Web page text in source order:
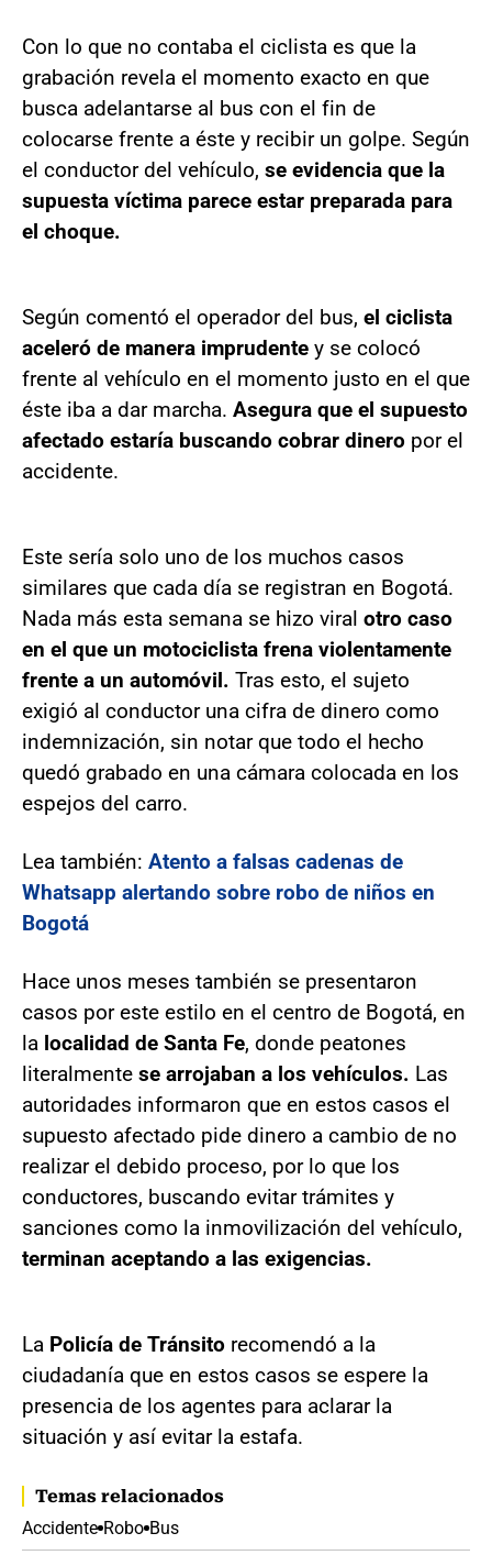
Con lo que no contaba el ciclista es que la
grabación revela el momento exacto en que
busca adelantarse al bus con el fin de
colocarse frente a éste y recibir un golpe. Según
el conductor del vehículo, se evidencia que la
supuesta víctima parece estar preparada para
el choque.
Según comentó el operador del bus, el ciclista
aceleró de manera imprudente y se colocó
frente al vehículo en el momento justo en el que
éste iba a dar marcha. Asegura que el supuesto
afectado estaría buscando cobrar dinero por el
accidente.
Este sería solo uno de los muchos casos
similares que cada día se registran en Bogotá.
Nada más esta semana se hizo viral otro caso
en el que un motociclista frena violentamente
frente a un automóvil. Tras esto, el sujeto
exigió al conductor una cifra de dinero como
indemnización, sin notar que todo el hecho
quedó grabado en una cámara colocada en los
espejos del carro.
Lea también: Atento a falsas cadenas de
Whatsapp alertando sobre robo de niños en
Bogotá
Hace unos meses también se presentaron
casos por este estilo en el centro de Bogotá, en
la localidad de Santa Fe, donde peatones
literalmente se arrojaban a los vehículos. Las
autoridades informaron que en estos casos el
supuesto afectado pide dinero a cambio de no
realizar el debido proceso, por lo que los
conductores, buscando evitar trámites y
sanciones como la inmovilización del vehículo,
terminan aceptando a las exigencias.
La Policía de Tránsito recomendó a la
ciudadanía que en estos casos se espere la
presencia de los agentes para aclarar la
situación y así evitar la estafa.
Temas relacionados
Accidente Robo Bus